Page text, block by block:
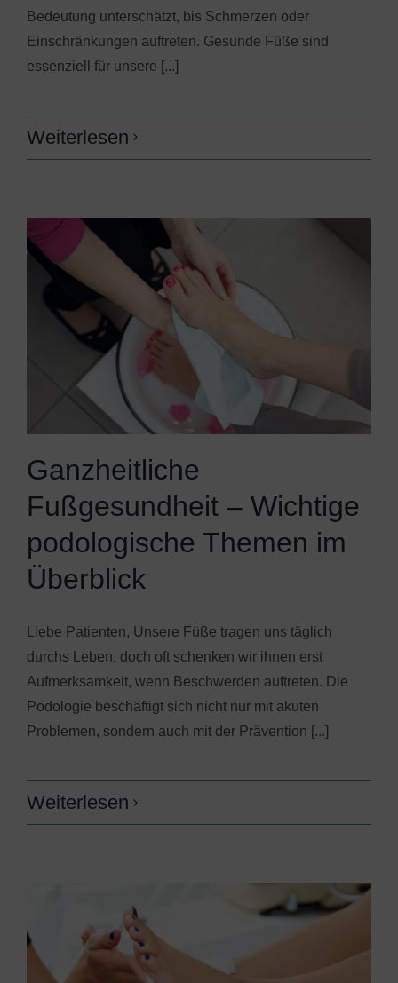
Bedeutung unterschätzt, bis Schmerzen oder
Einschränkungen auftreten. Gesunde Füße sind
essenziell für unsere [...]
Weiterlesen
Ganzheitliche
Fußgesundheit – Wichtige
podologische Themen im
Überblick
Liebe Patienten, Unsere Füße tragen uns täglich
durchs Leben, doch oft schenken wir ihnen erst
Aufmerksamkeit, wenn Beschwerden auftreten. Die
Podologie beschäftigt sich nicht nur mit akuten
Problemen, sondern auch mit der Prävention [...]
Weiterlesen